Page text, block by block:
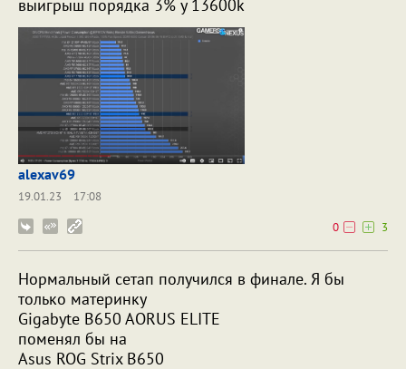
выигрыш порядка 3% у 13600k
alexav69
19.01.23
17:08
0
3
Нормальный сетап получился в финале. Я бы
только материнку
Gigabyte B650 AORUS ELITE
поменял бы на
Asus ROG Strix B650